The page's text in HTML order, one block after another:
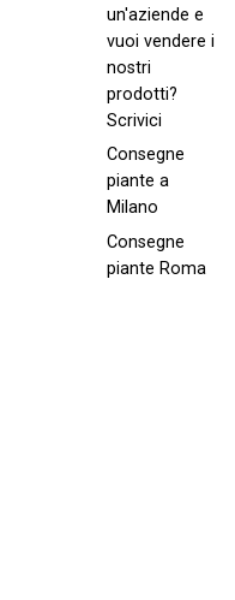
un'aziende e
vuoi vendere i
nostri
prodotti?
Scrivici
Consegne
piante a
Milano
Consegne
piante Roma